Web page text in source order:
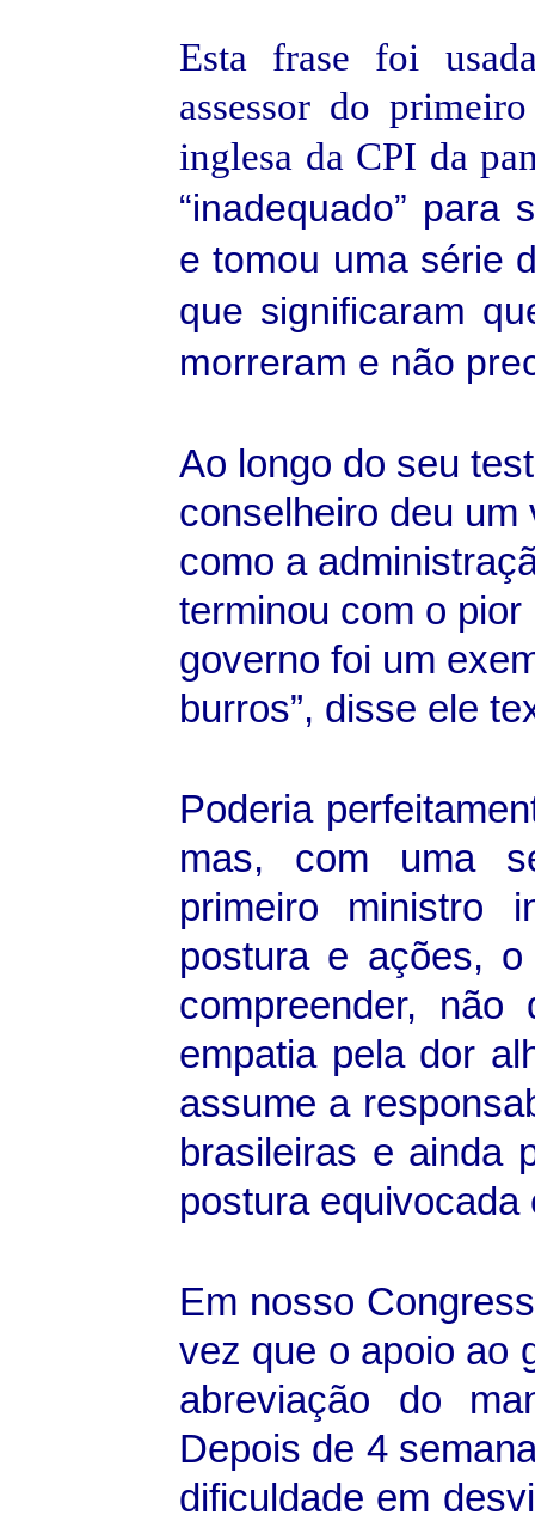
Esta frase foi
assessor do
inglesa da CPI da
“inadequado” para
e tomou uma série
que significaram
morreram e não
Ao longo do seu
conselheiro deu um
como a
terminou com o
governo foi um
burros”, disse ele
Poderia
mas, com uma
primeiro ministro
postura e ações,
compreender,
empatia pela dor
assume a
brasileiras e ainda
postura equivocada
Em nosso
vez que o apoio ao
abreviação do
Depois de 4
dificuldade em